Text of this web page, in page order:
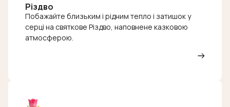
Різдво
Побажайте близьким і рідним тепло і затишок у
серці на святкове Різдво, наповнене казковою
атмосферою.